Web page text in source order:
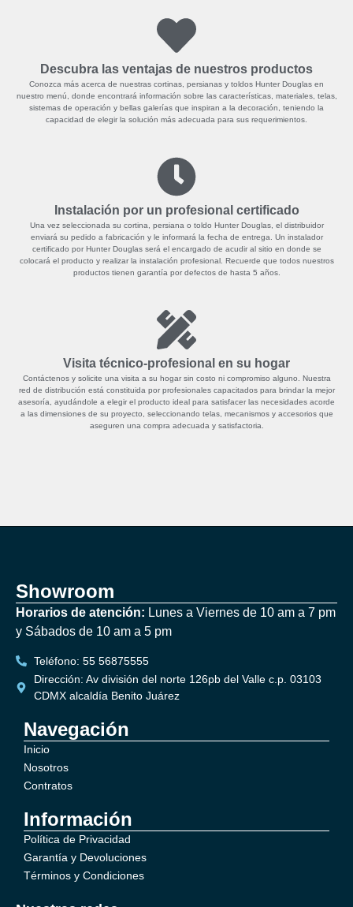
Descubra las ventajas de nuestros productos
Conozca más acerca de nuestras cortinas, persianas y toldos Hunter Douglas en
nuestro menú, donde encontrará información sobre las características, materiales, telas,
sistemas de operación y bellas galerías que inspiran a la decoración, teniendo la
capacidad de elegir la solución más adecuada para sus requerimientos.
Instalación por un profesional certificado
Una vez seleccionada su cortina, persiana o toldo Hunter Douglas, el distribuidor
enviará su pedido a fabricación y le informará la fecha de entrega. Un instalador
certificado por Hunter Douglas será el encargado de acudir al sitio en donde se
colocará el producto y realizar la instalación profesional. Recuerde que todos nuestros
productos tienen garantía por defectos de hasta 5 años.
Visita técnico-profesional en su hogar
Contáctenos y solicite una visita a su hogar sin costo ni compromiso alguno. Nuestra
red de distribución está constituida por profesionales capacitados para brindar la mejor
asesoría, ayudándole a elegir el producto ideal para satisfacer las necesidades acorde
a las dimensiones de su proyecto, seleccionando telas, mecanismos y accesorios que
aseguren una compra adecuada y satisfactoria.
Showroom
Horarios de atención: Lunes a Viernes de 10 am a 7 pm
y Sábados de 10 am a 5 pm
Teléfono: 55 56875555
Dirección: Av división del norte 126pb del Valle c.p. 03103
CDMX alcaldía Benito Juárez
Navegación
Inicio
Nosotros
Contratos
Información
Política de Privacidad
Garantía y Devoluciones
Términos y Condiciones